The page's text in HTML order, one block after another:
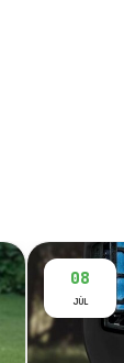
08
JÚL